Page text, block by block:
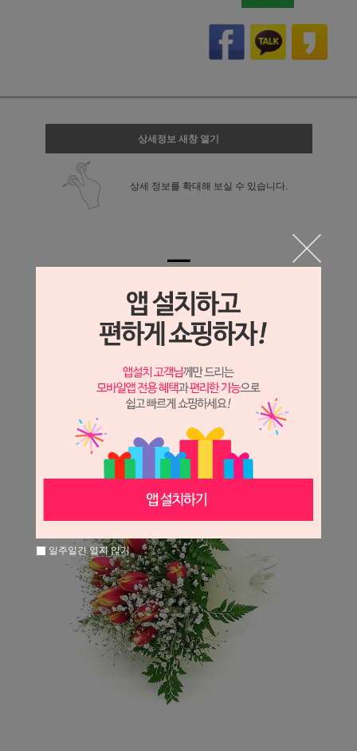
상세정보 새창 열기
상세 정보를 확대해 보실 수 있습니다.
일주일간 열지 않기